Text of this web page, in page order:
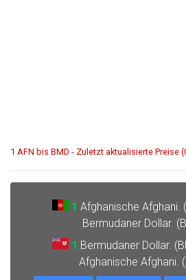
1 AFN bis BMD - Zuletzt aktualisierte Preise
1 Afghanische Afghani.
Bermudaner Dollar.
1 Bermudaner Dollar.
Afghanische Afghani.